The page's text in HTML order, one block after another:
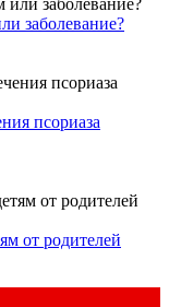
заболевание?
псориаза
от родителей